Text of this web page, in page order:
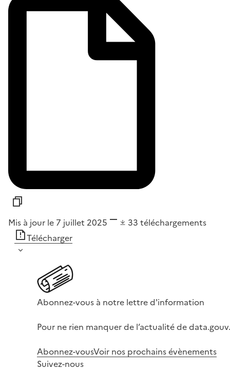
Mis à jour le 7 juillet 2025 33 téléchargements
Télécharger
Abonnez-vous à notre lettre d'information
Pour ne rien manquer de l’actualité de
Abonnez-vousVoir nos prochains évènements
Suivez-nous